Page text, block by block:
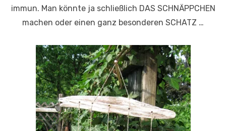
immun. Man könnte ja schließlich DAS SCHNÄPPCHEN
machen oder einen ganz besonderen SCHATZ …